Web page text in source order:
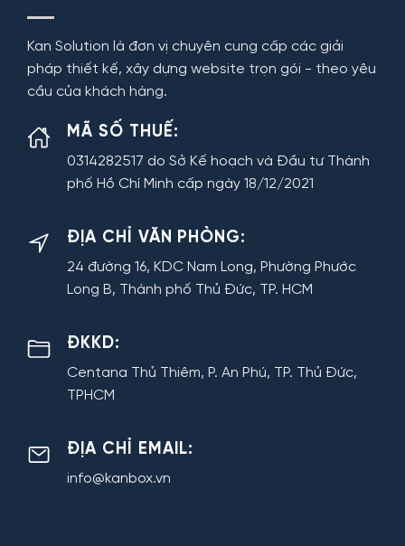
Kan Solution là đơn vị chuyên cung cấp các giải
pháp thiết kế, xây dựng website trọn gói - theo yêu
cầu của khách hàng.
MÃ SỐ THUẾ:
0314282517 do Sở Kế hoạch và Đầu tư Thành
phố Hồ Chí Minh cấp ngày 18/12/2021
ĐỊA CHỈ VĂN PHÒNG:
24 đường 16, KDC Nam Long, Phường Phước
Long B, Thành phố Thủ Đức, TP. HCM
ĐKKD:
Centana Thủ Thiêm, P. An Phú, TP. Thủ Đức,
TPHCM
ĐỊA CHỈ EMAIL:
info@kanbox.vn